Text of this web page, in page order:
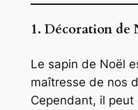
1. Décoration de
Le sapin de Noël
maîtresse de nos
Cependant, il